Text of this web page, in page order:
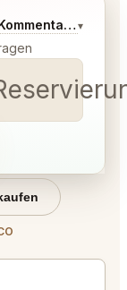
zu den
▾
möchtest.